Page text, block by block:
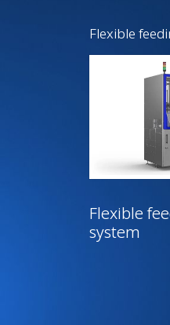
Flexible
Flexible
system